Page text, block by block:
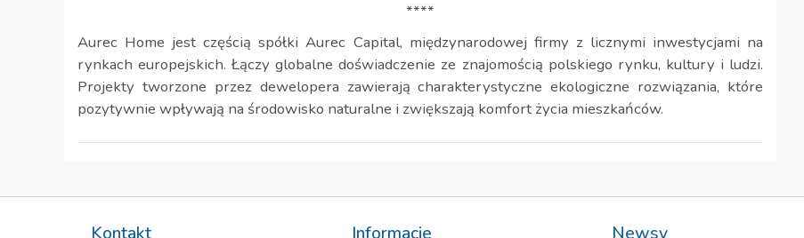
****
Aurec Home jest częścią spółki Aurec Capital, międzynarodowej firmy z licznymi inwestycjami na
rynkach europejskich. Łączy globalne doświadczenie ze znajomością polskiego rynku, kultury i ludzi.
Projekty tworzone przez dewelopera zawierają charakterystyczne ekologiczne rozwiązania, które
pozytywnie wpływają na środowisko naturalne i zwiększają komfort życia mieszkańców.
Kontakt Informacje Newsy